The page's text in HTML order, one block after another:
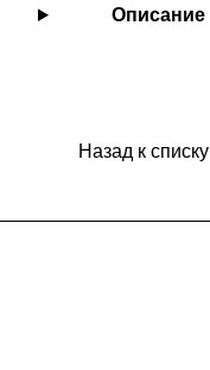
Описание
Назад к списку